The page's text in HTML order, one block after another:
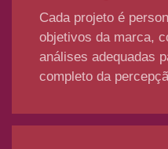
Cada projeto é
objetivos da marca,
análises adequadas
completo da